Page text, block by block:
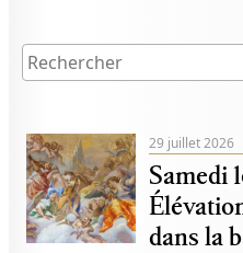
29 juillet 2026
Samedi
dans la